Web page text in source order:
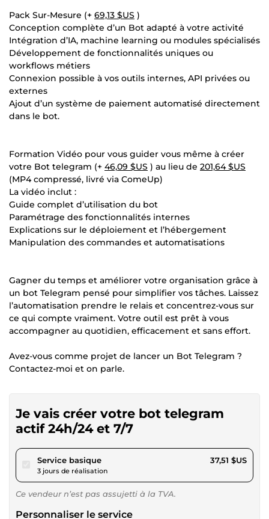
Pack Sur-Mesure (+ 69,13 $US )
Conception complète d’un Bot adapté à votre activité
Intégration d’IA, machine learning ou modules spécialisés
Développement de fonctionnalités uniques ou
workflows métiers
Connexion possible à vos outils internes, API privées ou
externes
Ajout d’un système de paiement automatisé directement
dans le bot.
Formation Vidéo pour vous guider vous même à créer
votre Bot telegram (+ 46,09 $US ) au lieu de 201,64 $US
(MP4 compressé, livré via ComeUp)
La vidéo inclut :
Guide complet d’utilisation du bot
Paramétrage des fonctionnalités internes
Explications sur le déploiement et l’hébergement
Manipulation des commandes et automatisations
Gagner du temps et améliorer votre organisation grâce à
un bot Telegram pensé pour simplifier vos tâches. Laissez
l’automatisation prendre le relais et concentrez-vous sur
ce qui compte vraiment. Votre outil est prêt à vous
accompagner au quotidien, efficacement et sans effort.
Avez-vous comme projet de lancer un Bot Telegram ?
Contactez-moi et on parle.
Je vais créer votre bot telegram
actif 24h/24 et 7/7
Service basiquepour 34,57 $US
3 jours de réalisation
37,51 $US
Ce vendeur n’est pas assujetti à la TVA.
Personnaliser le service